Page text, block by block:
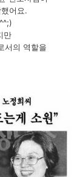
어요.
만
서의 역할을